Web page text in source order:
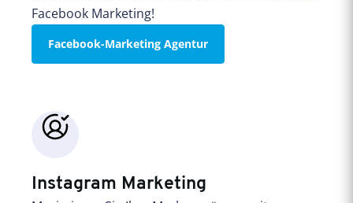
Facebook Marketing!
Facebook-Marketing Agentur
Instagram Marketing